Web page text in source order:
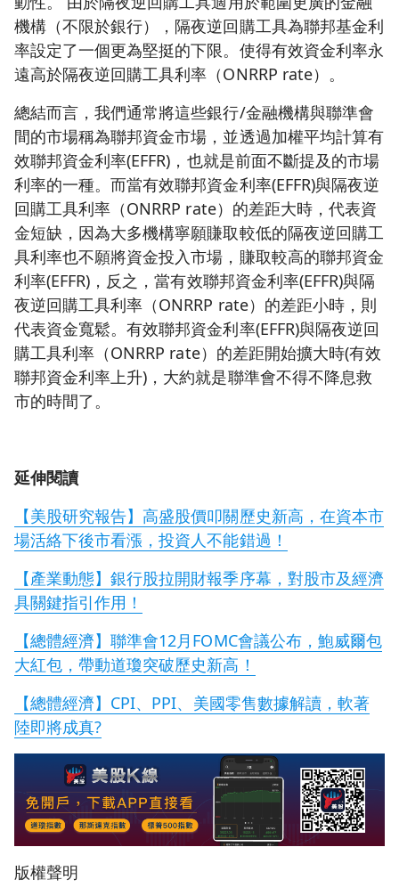
機構（不限於銀行），隔夜逆回購工具為聯邦基金利
率設定了一個更為堅挺的下限。使得有效資金利率永
遠高於隔夜逆回購工具利率（ONRRP rate）。
總結而言，我們通常將這些銀行/金融機構與聯準會
間的市場稱為聯邦資金市場，並透過加權平均計算有
效聯邦資金利率(EFFR)，也就是前面不斷提及的市場
利率的一種。而當有效聯邦資金利率(EFFR)與隔夜逆
回購工具利率（ONRRP rate）的差距大時，代表資
金短缺，因為大多機構寧願賺取較低的隔夜逆回購工
具利率也不願將資金投入市場，賺取較高的聯邦資金
利率(EFFR)，反之，當有效聯邦資金利率(EFFR)與隔
夜逆回購工具利率（ONRRP rate）的差距小時，則
代表資金寬鬆。有效聯邦資金利率(EFFR)與隔夜逆回
購工具利率（ONRRP rate）的差距開始擴大時(有效
聯邦資金利率上升)，大約就是聯準會不得不降息救
市的時間了。
延伸閱讀
【美股研究報告】高盛股價叩關歷史新高，在資本市
場活絡下後市看漲，投資人不能錯過！
【產業動態】銀行股拉開財報季序幕，對股市及經濟
具關鍵指引作用！
【總體經濟】聯準會12月FOMC會議公布，鮑威爾包
大紅包，帶動道瓊突破歷史新高！
【總體經濟】CPI、PPI、美國零售數據解讀，軟著
陸即將成真?
版權聲明